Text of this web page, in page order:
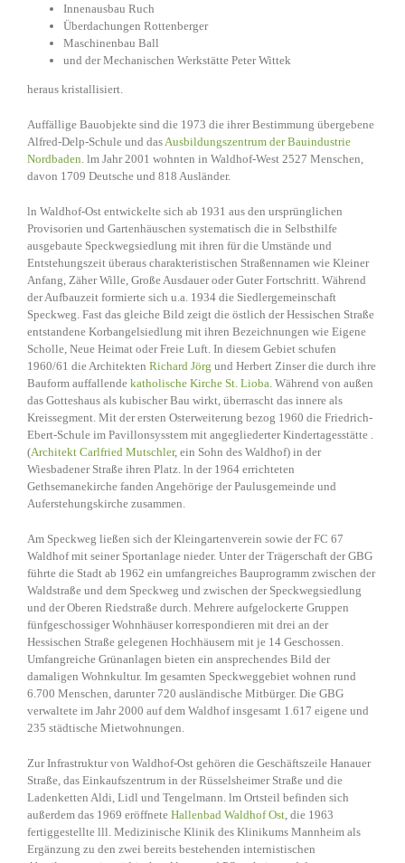
Innenausbau Ruch
Überdachungen Rottenberger
Maschinenbau Ball
und der Mechanischen Werkstätte Peter Wittek
heraus kristallisiert.
Auffällige Bauobjekte sind die 1973 die ihrer Bestimmung übergebene
Alfred-Delp-Schule und das Ausbildungszentrum der Bauindustrie
Nordbaden . lm Jahr 2001 wohnten in Waldhof-West 2527 Menschen,
davon 1709 Deutsche und 818 Ausländer.
ln Waldhof-Ost entwickelte sich ab 1931 aus den ursprünglichen
Provisorien und Gartenhäuschen systematisch die in Selbsthilfe
ausgebaute Speckwegsiedlung mit ihren für die Umstände und
Entstehungszeit überaus charakteristischen Straßennamen wie Kleiner
Anfang, Zäher Wille, Große Ausdauer oder Guter Fortschritt. Während
der Aufbauzeit formierte sich u.a. 1934 die Siedlergemeinschaft
Speckweg. Fast das gleiche Bild zeigt die östlich der Hessischen Straße
entstandene Korbangelsiedlung mit ihren Bezeichnungen wie Eigene
Scholle, Neue Heimat oder Freie Luft. In diesem Gebiet schufen
1960/61 die Architekten Richard Jörg und Herbert Zinser die durch ihre
Bauform auffallende katholische Kirche St. Lioba . Während von außen
das Gotteshaus als kubischer Bau wirkt, überrascht das innere als
Kreissegment. Mit der ersten Osterweiterung bezog 1960 die Friedrich-
Ebert-Schule im Pavillonsysstem mit angegliederter Kindertagesstätte .
(Architekt Carlfried Mutschler, ein Sohn des Waldhof) in der
Wiesbadener Straße ihren Platz. ln der 1964 errichteten
Gethsemanekirche fanden Angehörige der Paulusgemeinde und
Auferstehungskirche zusammen.
Am Speckweg ließen sich der Kleingartenverein sowie der FC 67
Waldhof mit seiner Sportanlage nieder. Unter der Trägerschaft der GBG
führte die Stadt ab 1962 ein umfangreiches Bauprogramm zwischen der
Waldstraße und dem Speckweg und zwischen der Speckwegsiedlung
und der Oberen Riedstraße durch. Mehrere aufgelockerte Gruppen
fünfgeschossiger Wohnhäuser korrespondieren mit drei an der
Hessischen Straße gelegenen Hochhäusern mit je 14 Geschossen.
Umfangreiche Grünanlagen bieten ein ansprechendes Bild der
damaligen Wohnkultur. Im gesamten Speckweggebiet wohnen rund
6.700 Menschen, darunter 720 ausländische Mitbürger. Die GBG
verwaltete im Jahr 2000 auf dem Waldhof insgesamt 1.617 eigene und
235 städtische Mietwohnungen.
Zur Infrastruktur von Waldhof-Ost gehören die Geschäftszeile Hanauer
Straße, das Einkaufszentrum in der Rüsselsheimer Straße und die
Ladenketten Aldi, Lidl und Tengelmann. lm Ortsteil befinden sich
außerdem das 1969 eröffnete Hallenbad Waldhof Ost , die 1963
fertiggestellte lll. Medizinische Klinik des Klinikums Mannheim als
Ergänzung zu den zwei bereits bestehenden internistischen